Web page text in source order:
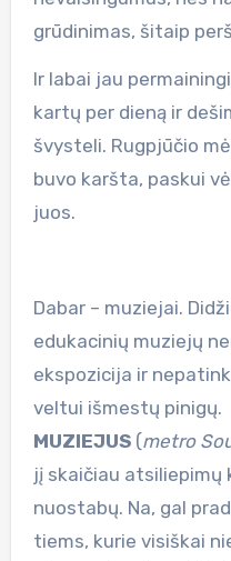
grūdinimas, šitaip
Ir labai jau
kartų per dieną ir
švysteli. Rugpjūčio
buvo karšta, paskui
juos.
Dabar – muziejai.
edukacinių muziejų
ekspozicija ir
veltui išmestų pinigų.
MUZIEJUS(metro
jį skaičiau atsiliepimų
nuostabų. Na, gal
tiems, kurie visiškai